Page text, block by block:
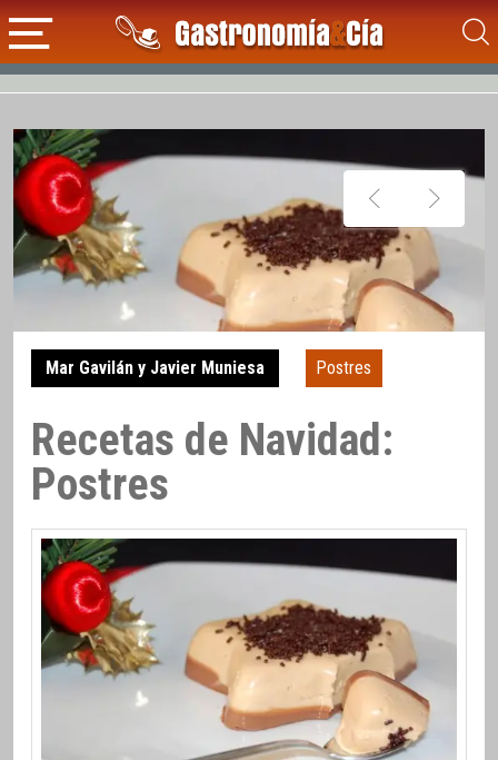
Mar Gavilán y Javier Muniesa Postres
Recetas de Navidad:
Postres